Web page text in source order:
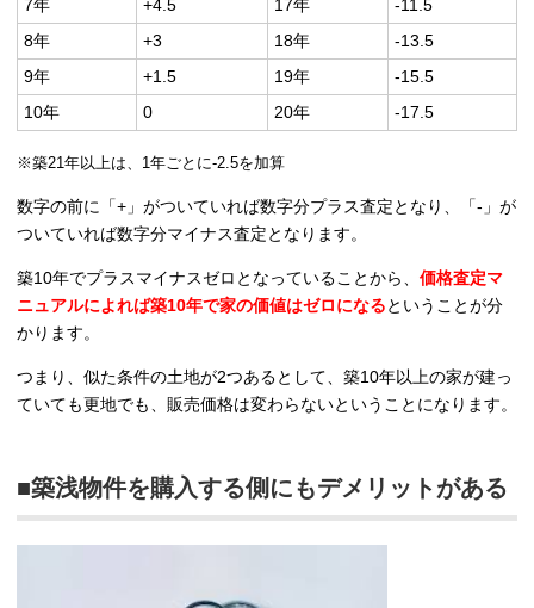
7年
+4.5 17年
-11.5
8年
+3 18年
-13.5
9年
+1.5 19年
-15.5
10年
0 20年 -17.5
※築21年以上は、1年ごとに-2.5を加算
数字の前に「+」がついていれば数字分プラス査定となり、「-」が
ついていれば数字分マイナス査定となります。
築10年でプラスマイナスゼロとなっていることから、 価格査定マ
ニュアルによれば築10年で家の価値はゼロになるということが分
かります。
つまり、似た条件の土地が2つあるとして、築10年以上の家が建っ
ていても更地でも、販売価格は変わらないということになります。
■築浅物件を購入する側にもデメリットがある